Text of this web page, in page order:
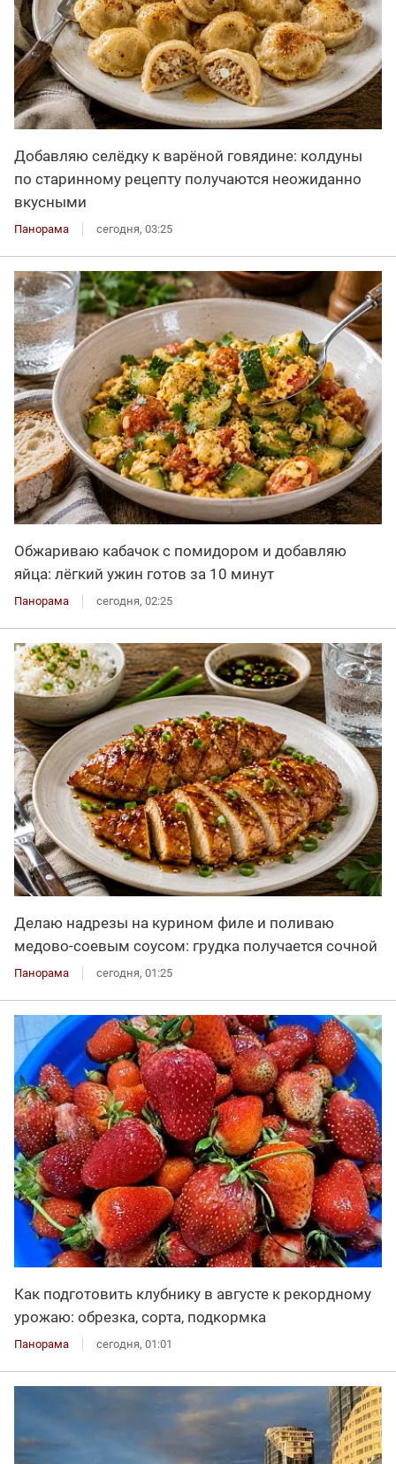
Добавляю селёдку к варёной говядине: колдуны
по старинному рецепту получаются неожиданно
вкусными
Панорама сегодня, 03:25
Обжариваю кабачок с помидором и добавляю
яйца: лёгкий ужин готов за 10 минут
Панорама сегодня, 02:25
Делаю надрезы на курином филе и поливаю
медово-соевым соусом: грудка получается сочной
Панорама сегодня, 01:25
Как подготовить клубнику в августе к рекордному
урожаю: обрезка, сорта, подкормка
Панорама сегодня, 01:01